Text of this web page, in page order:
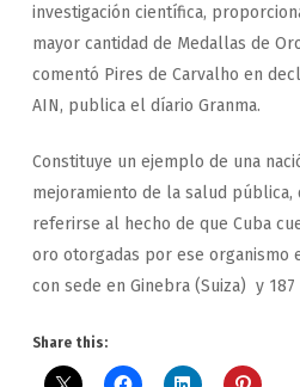
investigación científica,
mayor cantidad de Medallas de
comentó Pires de Carvalho en
AIN, publica el díario Granma.
Constituye un ejemplo de una
mejoramiento de la salud
referirse al hecho de que Cuba
oro otorgadas por ese organismo
con sede en Ginebra (Suiza) y
Share this: